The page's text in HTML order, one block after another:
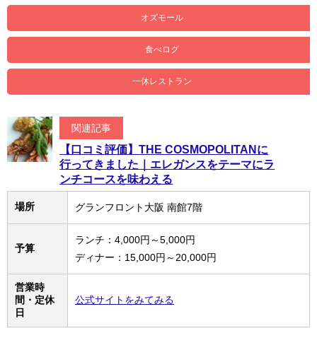
オズモール
食べログ
一休レストラン
関連記事
【口コミ評価】THE COSMOPOLITANに
行ってきました｜エレガンスをテーマにラ
ンチコースを味わえる
場所 グランフロント大阪 南館7階
予算
ランチ：4,000円～5,000円
ディナー：15,000円～20,000円
営業時
間・定休
日
公式サイトをみてみる